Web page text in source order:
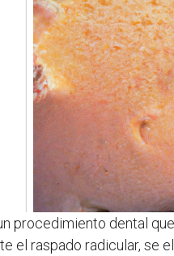
procedimiento dental
el raspado radicular, se